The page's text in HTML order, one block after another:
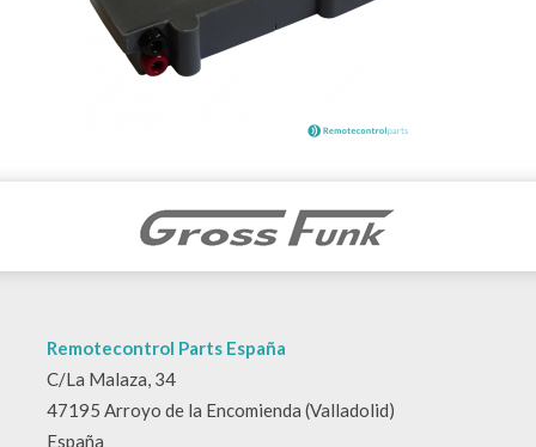
Remotecontrol Parts España
C/La Malaza, 34
47195 Arroyo de la Encomienda (Valladolid)
España